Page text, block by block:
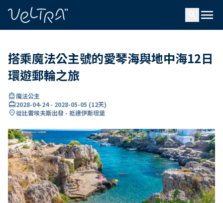
menu
搭乘魔法公主號的愛琴海與地中海12日
環遊郵輪之旅
directions_boat魔法公主
card_travel2028-04-24- 2028-05-05 (12天)
location_on從比雷埃夫斯出發 - 抵達伊斯坦堡